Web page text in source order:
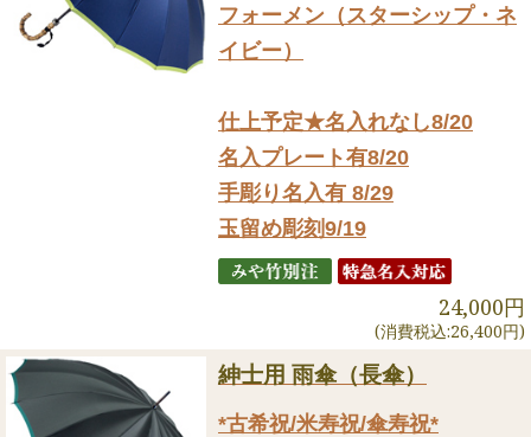
フォーメン（スターシップ・ネ
イビー）
仕上予定★名入れなし8/20
名入プレート有8/20
手彫り名入有 8/29
玉留め彫刻9/19
24,000円
(消費税込:26,400円)
紳士用 雨傘（長傘）
*古希祝/米寿祝/傘寿祝*